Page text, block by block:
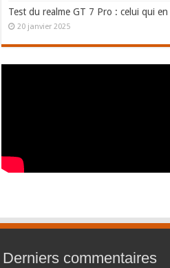
Test du realme GT 7 Pro : celui qui
20 janvier 2025
Derniers commentaires